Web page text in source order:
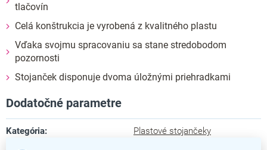
tlačovín
Celá konštrukcia je vyrobená z kvalitného plastu
Vďaka svojmu spracovaniu sa stane stredobodom
pozornosti
Stojanček disponuje dvoma úložnými priehradkami
Dodatočné parametre
Kategória: Plastové stojančeky